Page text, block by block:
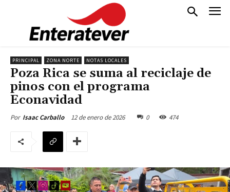
PRINCIPAL ZONA NORTE NOTAS LOCALES
Poza Rica se suma al reciclaje de
pinos con el programa
Econavidad
Por Isaac Carballo 12 de enero de 2026 0 474